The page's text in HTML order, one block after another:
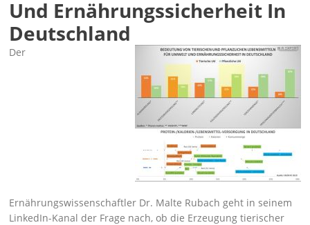
Und Ernährungssicherheit In
Deutschland
Der
Ernährungswissenschaftler Dr. Malte Rubach geht in seinem
LinkedIn-Kanal der Frage nach, ob die Erzeugung tierischer